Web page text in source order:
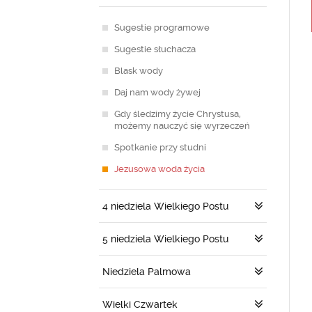
Sugestie programowe
Sugestie słuchacza
Blask wody
Daj nam wody żywej
Gdy śledzimy życie Chrystusa,
możemy nauczyć się wyrzeczeń
Spotkanie przy studni
Jezusowa woda życia
4 niedziela Wielkiego Postu
5 niedziela Wielkiego Postu
Niedziela Palmowa
Wielki Czwartek